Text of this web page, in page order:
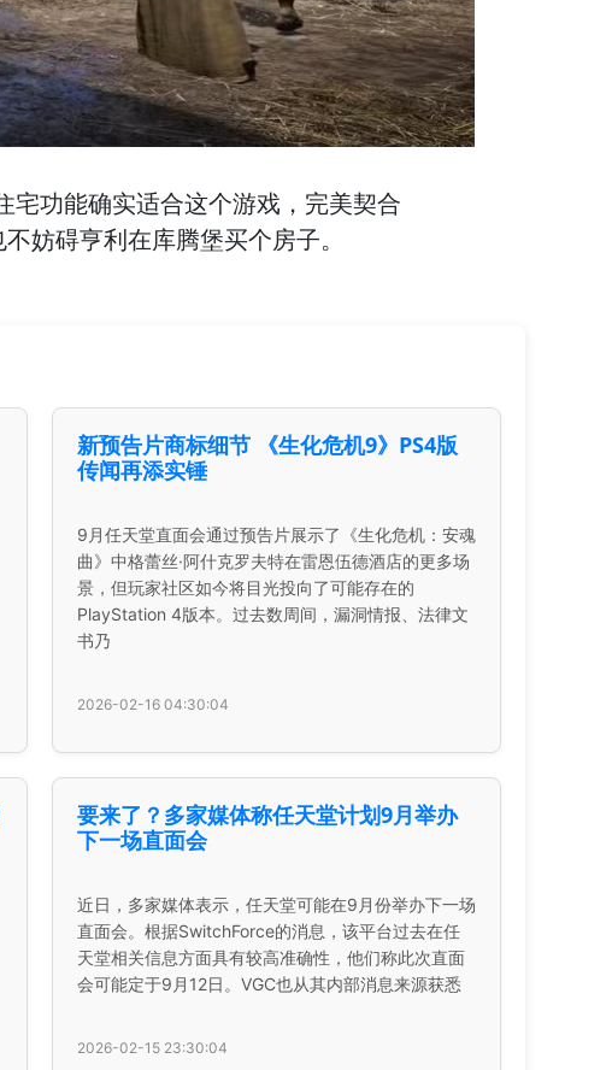
宅功能确实适合这个游戏，完美契合
妨碍亨利在库腾堡买个房子。
新预告片商标细节 《生化危机9》PS4版
传闻再添实锤
9月任天堂直面会通过预告片展示了《生化危机：安魂
曲》中格蕾丝·阿什克罗夫特在雷恩伍德酒店的更多场
景，但玩家社区如今将目光投向了可能存在的
PlayStation 4版本。过去数周间，漏洞情报、法律文
书乃
2026-02-16 04:30:04
要来了？多家媒体称任天堂计划9月举办
下一场直面会
近日，多家媒体表示，任天堂可能在9月份举办下一场
直面会。根据SwitchForce的消息，该平台过去在任
天堂相关信息方面具有较高准确性，他们称此次直面
会可能定于9月12日。VGC也从其内部消息来源获悉
2026-02-15 23:30:04